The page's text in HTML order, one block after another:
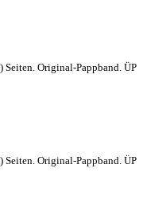
Original-Pappband. ÜP
Original-Pappband. ÜP